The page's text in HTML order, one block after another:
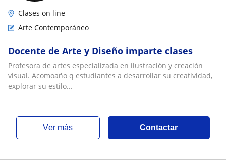
Clases on line
Arte Contemporáneo
Docente de Arte y Diseño imparte clases
Profesora de artes especializada en ilustración y creación
visual. Acomoaño q estudiantes a desarrollar su creatividad,
explorar su estilo...
ver más Contactar